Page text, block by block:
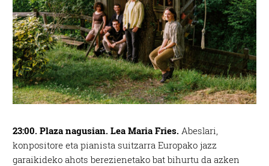
23:00. Plaza nagusian. Lea Maria Fries. Abeslari,
konpositore eta pianista suitzarra Europako jazz
garaikideko ahots berezienetako bat bihurtu da azken